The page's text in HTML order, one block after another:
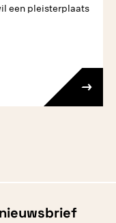
een pleisterplaats